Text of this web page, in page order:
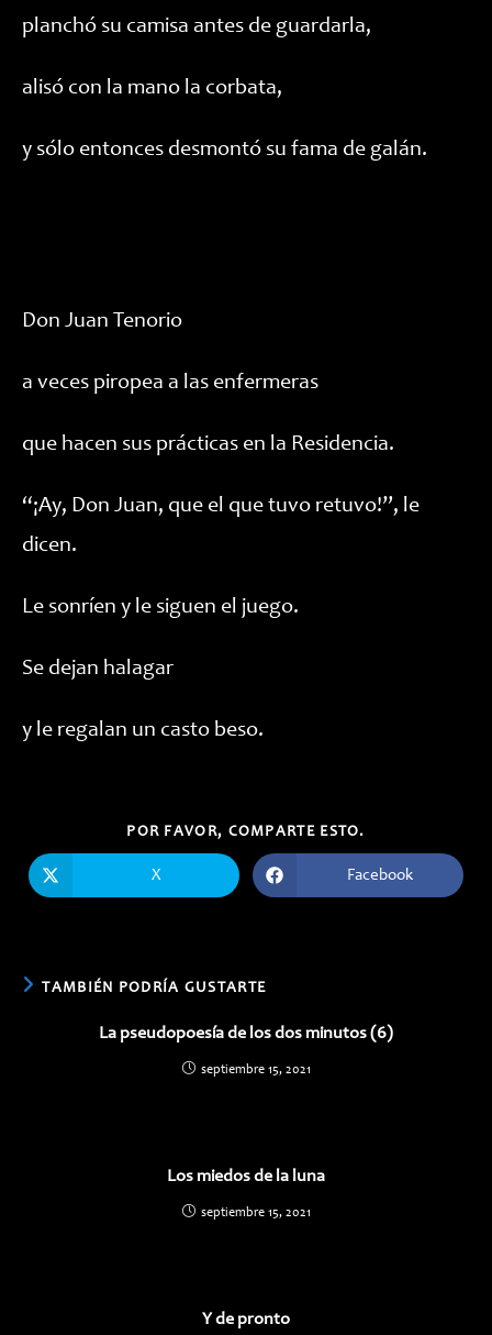
planchó su camisa antes de guardarla,
alisó con la mano la corbata,
y sólo entonces desmontó su fama de galán.
Don Juan Tenorio
a veces piropea a las enfermeras
que hacen sus prácticas en la Residencia.
“¡Ay, Don Juan, que el que tuvo retuvo!”, le
dicen.
Le sonríen y le siguen el juego.
Se dejan halagar
y le regalan un casto beso.
POR FAVOR, COMPARTE ESTO.
CONTENIDO
abre
X
Se
abre
Facebook
TAMBIÉN PODRÍA GUSTARTE
La pseudopoesía de los dos minutos (6)
septiembre 15, 2021
Los miedos de la luna
septiembre 15, 2021
Y de pronto